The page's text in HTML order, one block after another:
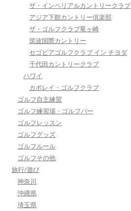
ザ・インペリアルカントリークラブ
アジア下館カントリー倶楽部
ザ・ゴルフクラブ竜ヶ崎
筑波国際カントリー
セゴビアゴルフクラブ イン チヨダ
千代田カントリークラブ
ハワイ
カポレイ・ゴルフクラブ
ゴルフ自主練習
ゴルフ練習場・ゴルフバー
ゴルフレッスン
ゴルフグッズ
ゴルフルール
ゴルフその他
旅行/遊び
神奈川
沖縄県
埼玉県